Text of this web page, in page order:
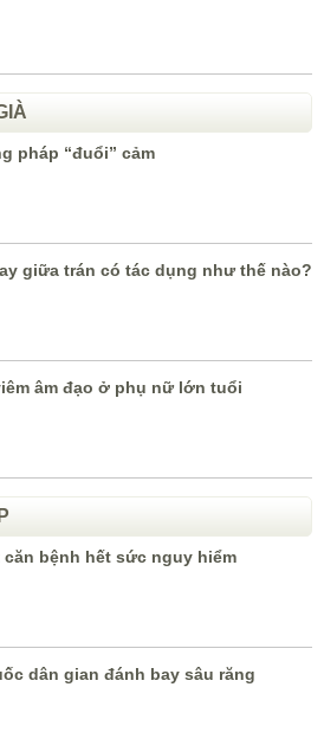
pháp “đuổi” cảm
giữa trán có tác dụng như thế nào?
âm đạo ở phụ nữ lớn tuổi
bệnh hết sức nguy hiểm
dân gian đánh bay sâu răng